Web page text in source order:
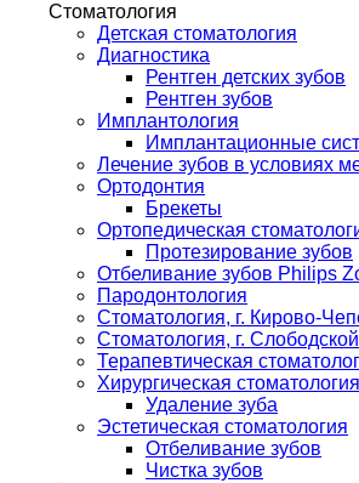
Стоматология
Детская стоматология
Диагностика
Рентген детских зубов
Рентген зубов
Имплантология
Имплантационные
Лечение зубов в условиях
Ортодонтия
Брекеты
Ортопедическая
Протезирование зубов
Отбеливание зубов Philips
Пародонтология
Стоматология, г. Кирово-
Стоматология, г. Слободской
Терапевтическая
Хирургическая стоматология
Удаление зуба
Эстетическая стоматология
Отбеливание зубов
Чистка зубов